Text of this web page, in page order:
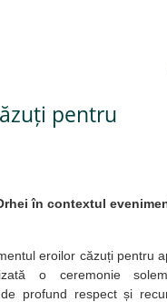
pentru
în contextul
eroilor căzuți pentru
o ceremonie
profund respect și